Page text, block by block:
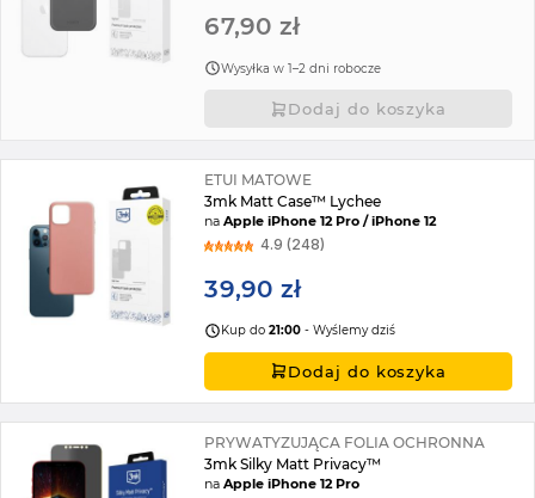
67,90 zł
Wysyłka w 1–2 dni robocze
Dodaj do koszyka
ETUI MATOWE
3mk Matt Case™ Lychee
naApple iPhone 12 Pro / iPhone 12
4.9 (248)
39,90 zł
Kup do21:00 - Wyślemy dziś
Dodaj do koszyka
PRYWATYZUJĄCA FOLIA OCHRONNA
3mk Silky Matt Privacy™
naApple iPhone 12 Pro